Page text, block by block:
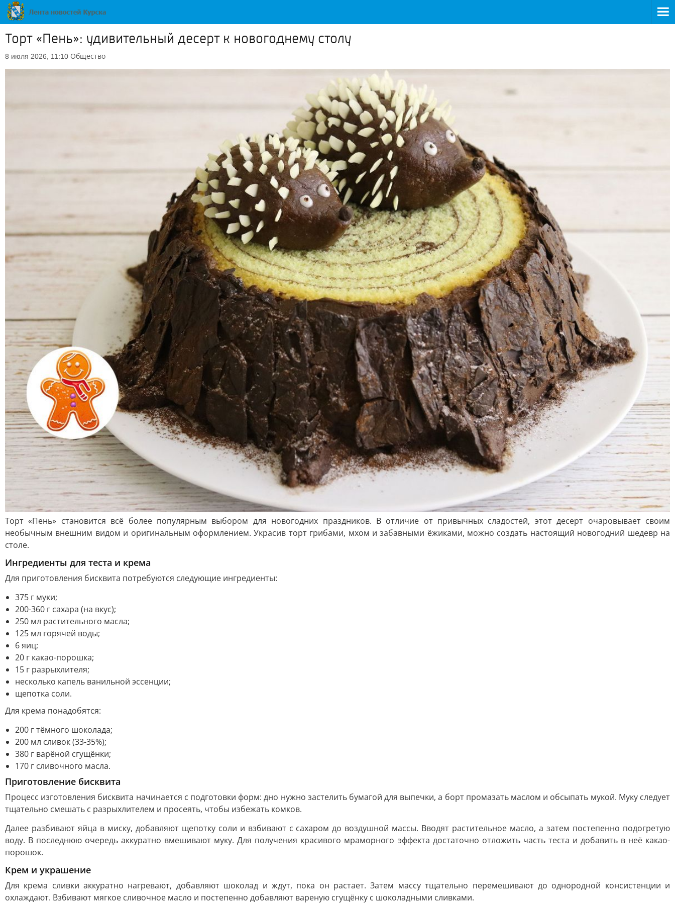
Торт «Пень»: удивительный десерт к новогоднему столу
8 июля 2026, 11:10 Общество
Торт «Пень» становится всё более популярным выбором для новогодних праздников. В отличие от привычных сладостей, этот десерт очаровывает своим
необычным внешним видом и оригинальным оформлением. Украсив торт грибами, мхом и забавными ёжиками, можно создать настоящий новогодний шедевр на
столе.
Ингредиенты для теста и крема
Для приготовления бисквита потребуются следующие ингредиенты:
375 г муки;
200-360 г сахара (на вкус);
250 мл растительного масла;
125 мл горячей воды;
6 яиц;
20 г какао-порошка;
15 г разрыхлителя;
несколько капель ванильной эссенции;
щепотка соли.
Для крема понадобятся:
200 г тёмного шоколада;
200 мл сливок (33-35%);
380 г варёной сгущёнки;
170 г сливочного масла.
Приготовление бисквита
Процесс изготовления бисквита начинается с подготовки форм: дно нужно застелить бумагой для выпечки, а борт промазать маслом и обсыпать мукой. Муку следует
тщательно смешать с разрыхлителем и просеять, чтобы избежать комков.
Далее разбивают яйца в миску, добавляют щепотку соли и взбивают с сахаром до воздушной массы. Вводят растительное масло, а затем постепенно подогретую
воду. В последнюю очередь аккуратно вмешивают муку. Для получения красивого мраморного эффекта достаточно отложить часть теста и добавить в неё какао-
порошок.
Крем и украшение
Для крема сливки аккуратно нагревают, добавляют шоколад и ждут, пока он растает. Затем массу тщательно перемешивают до однородной консистенции и
охлаждают. Взбивают мягкое сливочное масло и постепенно добавляют вареную сгущёнку с шоколадными сливками.